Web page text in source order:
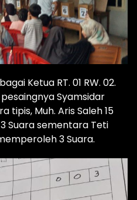
Ketua RT. 01 RW. 02.
Syamsidar
tipis, Muh. Aris Saleh 15
Suara sementara Teti
3 Suara.